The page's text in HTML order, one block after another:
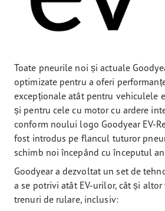
Toate pneurile noi și actuale
optimizate pentru a oferi
excepționale atât pentru vehiculele
și pentru cele cu motor cu ardere
conform noului logo Goodyear EV-
fost introdus pe flancul tuturor
schimb noi începând cu începutul
Goodyear a dezvoltat un set de
a se potrivi atât EV-urilor, cât și
trenuri de rulare, inclusiv: